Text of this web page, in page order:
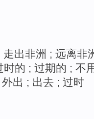
走出非洲 ; 远离非
时的 ; 过期的 ; 不
出 ; 出去 ; 过时